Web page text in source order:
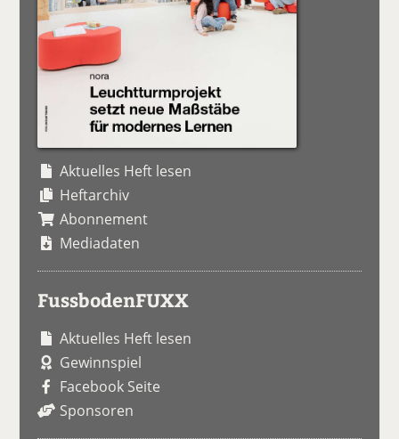
Aktuelles Heft lesen
Heftarchiv
Abonnement
Mediadaten
FussbodenFUXX
Aktuelles Heft lesen
Gewinnspiel
Facebook Seite
Sponsoren